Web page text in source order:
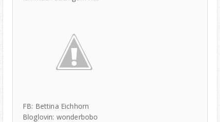
FB: Bettina Eichhorn
Bloglovin: wonderbobo